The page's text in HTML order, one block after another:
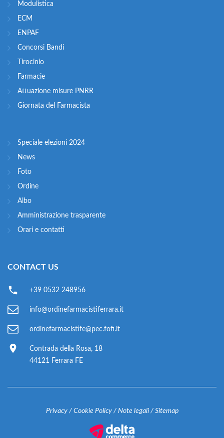
Modulistica
ECM
ENPAF
Concorsi Bandi
Tirocinio
Farmacie
Attuazione misure PNRR
Giornata del Farmacista
Speciale elezioni 2024
News
Foto
Ordine
Albo
Amministrazione trasparente
Orari e contatti
CONTACT US
+39 0532 248956
info@ordinefarmacistiferrara.it
ordinefarmacistife@pec.fofi.it
Contrada della Rosa, 18
44121 Ferrara FE
Privacy/ Cookie Policy/ Note legali/ Sitemap